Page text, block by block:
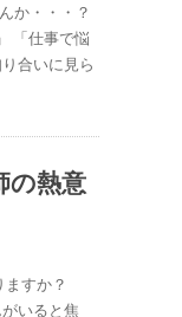
か・・・？
「仕事で悩
合いに見ら
の熱意
すか？
いると焦